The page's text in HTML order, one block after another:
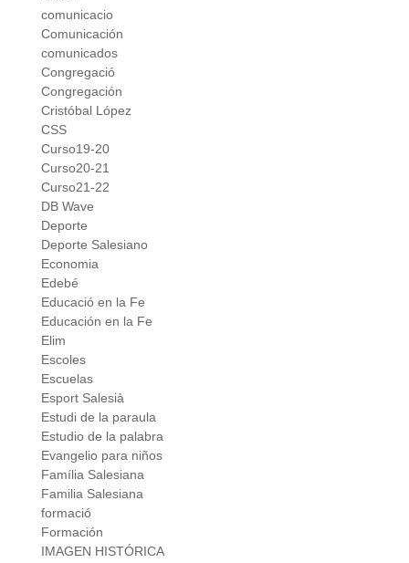
comunicacio
Comunicación
comunicados
Congregació
Congregación
Cristóbal López
CSS
Curso19-20
Curso20-21
Curso21-22
DB Wave
Deporte
Deporte Salesiano
Economia
Edebé
Educació en la Fe
Educación en la Fe
Elim
Escoles
Escuelas
Esport Salesià
Estudi de la paraula
Estudio de la palabra
Evangelio para niños
Família Salesiana
Familia Salesiana
formació
Formación
IMAGEN HISTÓRICA